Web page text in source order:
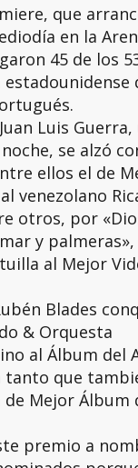
que
en la
45 de los
Luis
se alzó
ellos el de
venezolano
otros, por
y
al Mejor
Blades
& Orquesta
al Álbum del
tanto que
Mejor Álbum
premio a